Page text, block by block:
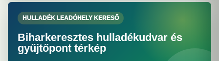
HULLADÉK LEADÓHELY KERESŐ
Biharkeresztes hulladékudvar és
gyűjtőpont térkép